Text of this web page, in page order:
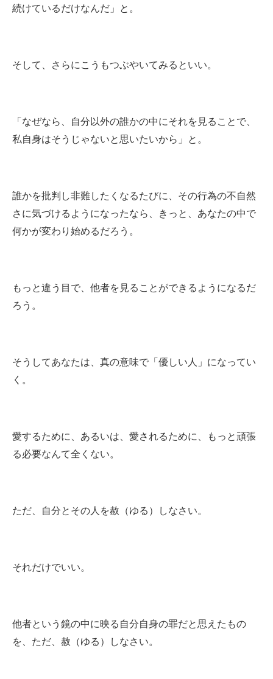
続けているだけなんだ」と。
そして、さらにこうもつぶやいてみるといい。
「なぜなら、自分以外の誰かの中にそれを見ることで、
私自身はそうじゃないと思いたいから」と。
誰かを批判し非難したくなるたびに、その行為の不自然
さに気づけるようになったなら、きっと、あなたの中で
何かが変わり始めるだろう。
もっと違う目で、他者を見ることができるようになるだ
ろう。
そうしてあなたは、真の意味で「優しい人」になってい
く。
愛するために、あるいは、愛されるために、もっと頑張
る必要なんて全くない。
ただ、自分とその人を赦（ゆる）しなさい。
それだけでいい。
他者という鏡の中に映る自分自身の罪だと思えたもの
を、ただ、赦（ゆる）しなさい。